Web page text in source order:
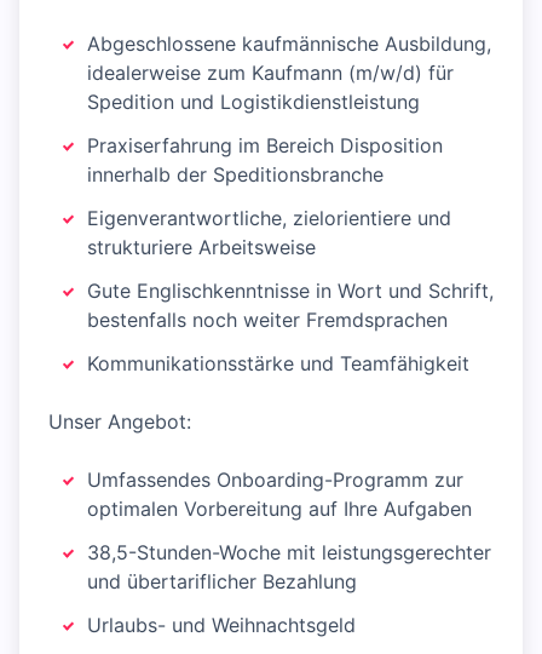
Abgeschlossene kaufmännische Ausbildung,
idealerweise zum Kaufmann (m/w/d) für
Spedition und Logistikdienstleistung
Praxiserfahrung im Bereich Disposition
innerhalb der Speditionsbranche
Eigenverantwortliche, zielorientiere und
strukturiere Arbeitsweise
Gute Englischkenntnisse in Wort und Schrift,
bestenfalls noch weiter Fremdsprachen
Kommunikationsstärke und Teamfähigkeit
Unser Angebot:
Umfassendes Onboarding-Programm zur
optimalen Vorbereitung auf Ihre Aufgaben
38,5-Stunden-Woche mit leistungsgerechter
und übertariflicher Bezahlung
Urlaubs- und Weihnachtsgeld